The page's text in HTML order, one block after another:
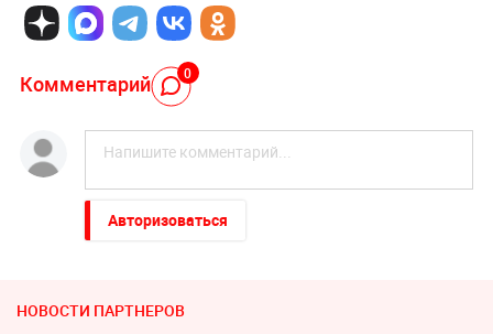
Комментарий 0
Авторизоваться
НОВОСТИ ПАРТНЕРОВ